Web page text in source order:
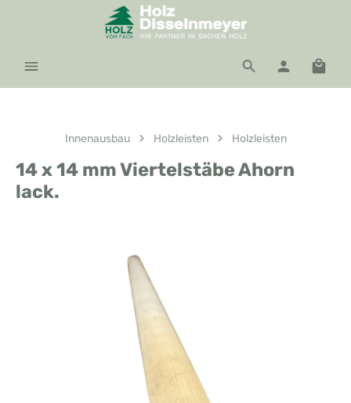
Zum Hauptinhalt springen
Innenausbau Holzleisten Holzleisten
14 x 14 mm Viertelstäbe Ahorn
lack.